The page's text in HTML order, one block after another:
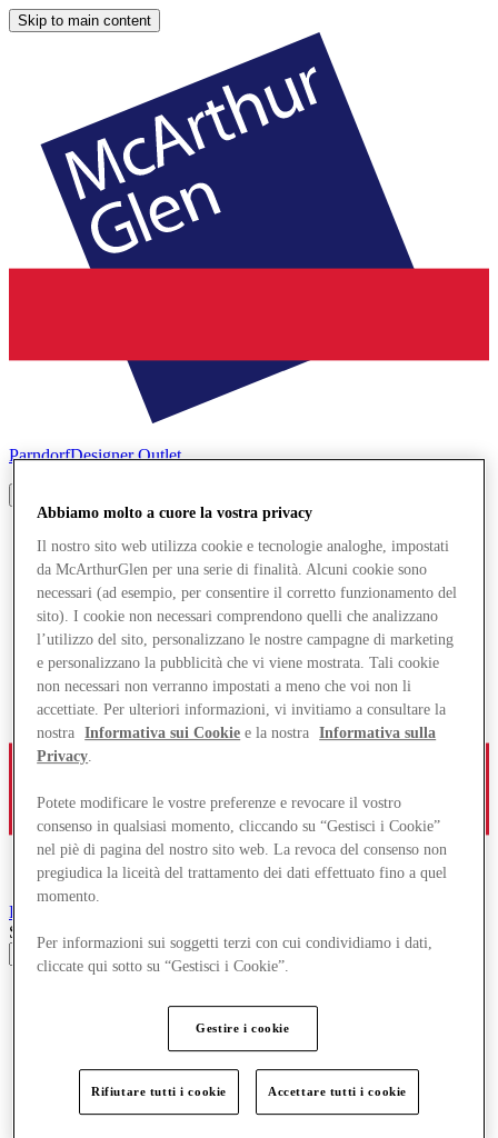
Skip to main content
ParndorfDesigner Outlet
Parndorf
Search input
Pianifica la tua visita
Cosa c'è in programma
Mangia e Bevi
Gift Card
Servizi
Abbiamo molto a cuore la vostra privacy
Il nostro sito web utilizza cookie e tecnologie analoghe, impostati
da McArthurGlen per una serie di finalità. Alcuni cookie sono
necessari (ad esempio, per consentire il corretto funzionamento del
sito). I cookie non necessari comprendono quelli che analizzano
l’utilizzo del sito, personalizzano le nostre campagne di marketing
e personalizzano la pubblicità che vi viene mostrata. Tali cookie
non necessari non verranno impostati a meno che voi non li
accettiate. Per ulteriori informazioni, vi invitiamo a consultare la
nostra
Informativa sui Cookie e la nostra
Informativa sulla
Privacy.
Potete modificare le vostre preferenze e revocare il vostro
consenso in qualsiasi momento, cliccando su “Gestisci i Cookie”
nel piè di pagina del nostro sito web. La revoca del consenso non
pregiudica la liceità del trattamento dei dati effettuato fino a quel
momento.
Per informazioni sui soggetti terzi con cui condividiamo i dati,
cliccate qui sotto su “Gestisci i Cookie”.
Gestire i cookie
Rifiutare tutti i cookie Accettare tutti i cookie